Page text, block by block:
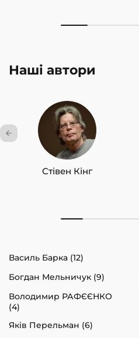
Наші автори
Стівен Кінг
Василь Барка (12)
Богдан Мельничук (9)
Володимир РАФЄЄНКО
(4)
Яків Перельман (6)